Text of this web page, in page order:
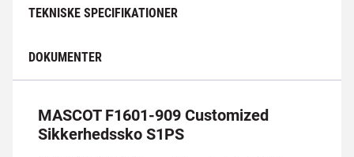
TEKNISKE SPECIFIKATIONER
DOKUMENTER
MASCOT F1601-909 Customized
Sikkerhedssko S1PS